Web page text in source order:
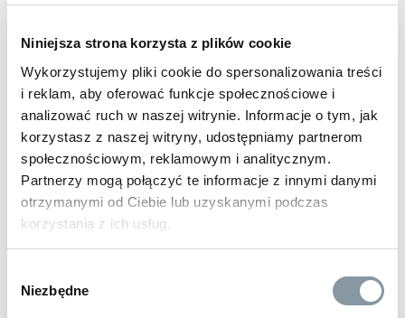
Niniejsza strona korzysta z plików cookie
Wykorzystujemy pliki cookie do spersonalizowania treści
i reklam, aby oferować funkcje społecznościowe i
analizować ruch w naszej witrynie. Informacje o tym, jak
korzystasz z naszej witryny, udostępniamy partnerom
społecznościowym, reklamowym i analitycznym.
Partnerzy mogą połączyć te informacje z innymi danymi
otrzymanymi od Ciebie lub uzyskanymi podczas
korzystania z ich usług.
zgody
Niezbędne
drogowy »,zabrudzenia atmosferyczne »,tłuszcze »,oleje i
powierzchnia do wyczyszczenia: ręce »
rodzaj czyszczenia:bieżące pielęgnacja odtłuszczanie
odświeżanie dezynfekcja
typ czyszczenia: domowe
rodzaj mycia: ręczne
gwarancja:24 m-ce klienci detaliczni, 12 m-cy klienci
biznesowi
ilość sztuk w opakowaniu: 1
pokaż więcej »
PRODUKTY POWIĄZANE